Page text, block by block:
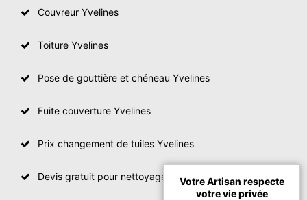
Couvreur Yvelines
Toiture Yvelines
Pose de gouttière et chéneau Yvelines
Fuite couverture Yvelines
Prix changement de tuiles Yvelines
Devis gratuit pour nettoyage toiture YvelinesVotre Artisan respecte
votre vie privée